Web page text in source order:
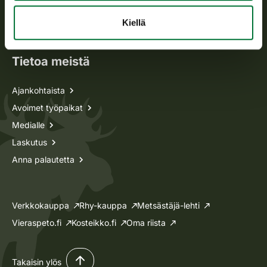
Kiellä
Oma riista -asiat
Tietoa meistä
Ajankohtaista
Avoimet työpaikat
Medialle
Laskutus
Anna palautetta
Verkkokauppa Rhy-kauppa
Metsästäjä-lehti
Vieraspeto.fi
Kosteikko.fi Oma riista
Takaisin ylös